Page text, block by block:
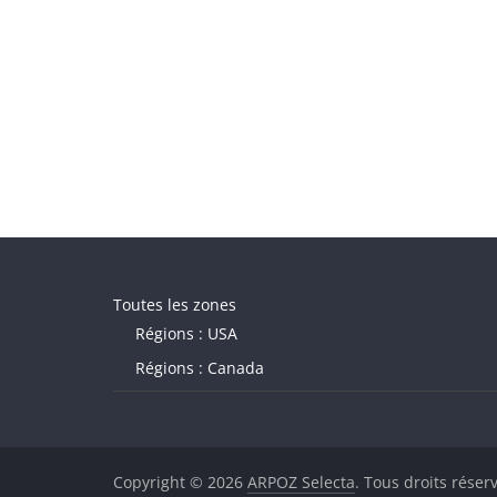
Toutes les zones
Régions : USA
Régions : Canada
Copyright © 2026 ARPOZ Selecta. Tous droits